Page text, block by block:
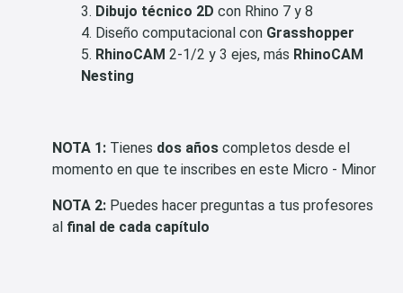
Dibujo técnico 2D con Rhino 7 y 8
Diseño computacional con Grasshopper
RhinoCAM 2-1/2 y 3 ejes, más RhinoCAM
Nesting
NOTA 1: Tienes dos años completos desde el
momento en que te inscribes en este Micro - Minor
NOTA 2: Puedes hacer preguntas a tus profesores
al final de cada capítulo